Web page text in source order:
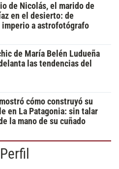
de Nicolás, el marido de
en el desierto: de
imperio a astrofotógrafo
de María Belén Ludueña
las tendencias del
cómo construyó su
en La Patagonia: sin talar
la mano de su cuñado